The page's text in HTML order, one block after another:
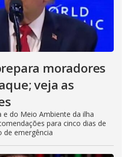
moradores
veja as
do Meio Ambiente da ilha
para cinco dias de
de emergência